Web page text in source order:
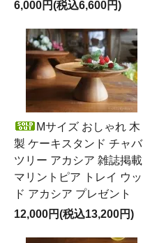
6,000円(税込6,600円)
Mサイズ おしゃれ 木
製 ケーキスタンド チャバ
ツリー アカシア 雑誌掲載
マリントピア トレイ ウッ
ド アカシア プレゼント
12,000円(税込13,200円)